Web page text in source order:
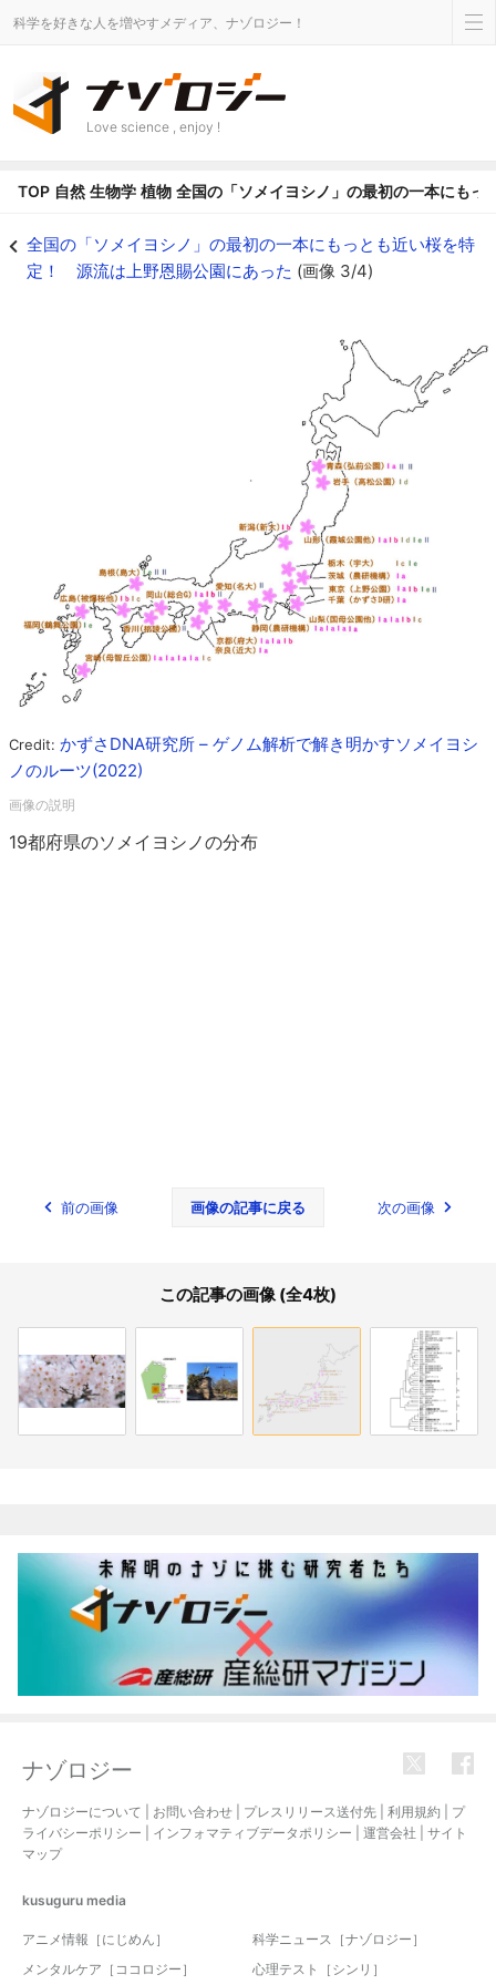
科学を好きな人を増やすメディア、ナゾロジー！
Love science , enjoy !
TOP 自然 生物学 植物 全国の「ソメイヨシノ」の最初の一本にも
全国の「ソメイヨシノ」の最初の一本にもっとも近い桜を特
定！ 源流は上野恩賜公園にあった (画像 3/4)
Credit: かずさDNA研究所 – ゲノム解析で解き明かすソメイヨシ
ノのルーツ(2022)
19都府県のソメイヨシノの分布
前の画像 画像の記事に戻る 次の画像
この記事の画像 (全4枚)
ナゾロジー
ナゾロジーについて お問い合わせ プレスリリース送付先 利用規約
プ
ライバシーポリシー
インフォマティブデータポリシー 運営会社
サイト
マップ
kusuguru media
アニメ情報［にじめん］
科学ニュース［ナゾロジー］
メンタルケア［ココロジー］
心理テスト［シンリ］